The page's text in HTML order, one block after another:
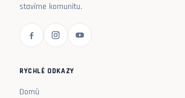
stavíme komunitu.
RYCHLÉ ODKAZY
Domů